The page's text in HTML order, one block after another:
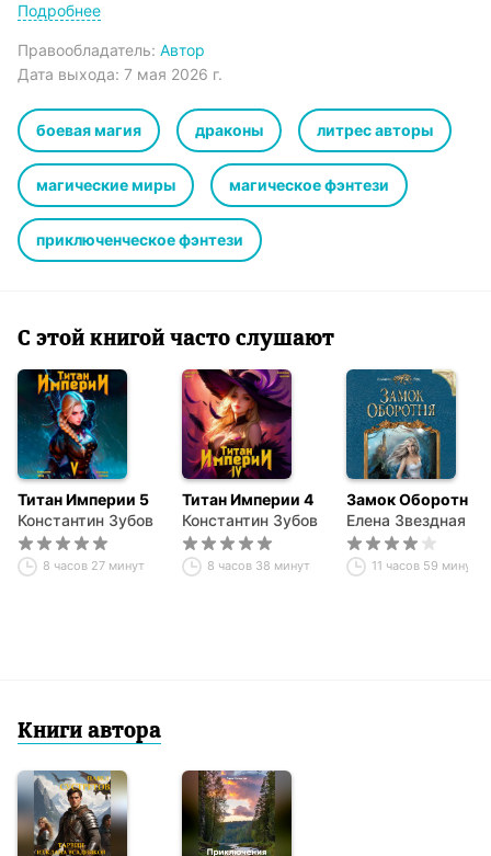
привычный мир от мрачной неизвестности.
чья тень давно нависает над окраинами цивилизованных
земель. Не обращая внимания на предостережения,
найти отца и раскрыть тайну его исчезновения.
Но путешествие к Барьеру – не просто дальний поход. Это
испытание, которое проверит на прочность волю,
мужество и веру героя.
Подробнее
Правообладатель: Автор
Дата выхода: 7 мая 2026 г.
боевая магия драконы литрес авторы
магические миры магическое фэнтези
приключенческое фэнтези
С этой книгой часто слушают
Титан Империи 5
Константин Зубов
8 часов 27 минут
Титан Империи 4
Константин Зубов
8 часов 38 минут
Замок Оборотня
Елена Звездная
11 часов 59 минут
Книги автора